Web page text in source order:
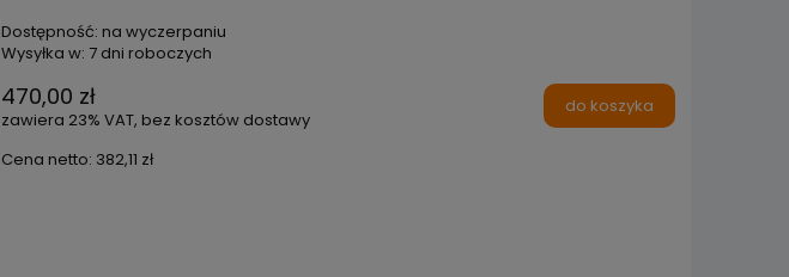
Dostępność: na wyczerpaniu
Wysyłka w: 7 dni roboczych
470,00 zł
zawiera 23% VAT, bez kosztów dostawy
Cena netto: 382,11 zł
do koszyka